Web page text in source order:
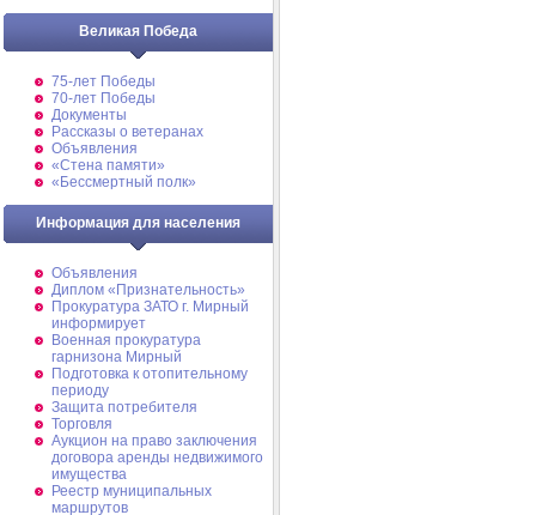
Великая Победа
75-лет Победы
70-лет Победы
Документы
Рассказы о ветеранах
Объявления
«Стена памяти»
«Бессмертный полк»
Информация для населения
Объявления
Диплом «Признательность»
Прокуратура ЗАТО г. Мирный
информирует
Военная прокуратура
гарнизона Мирный
Подготовка к отопительному
периоду
Защита потребителя
Торговля
Аукцион на право заключения
договора аренды недвижимого
имущества
Реестр муниципальных
маршрутов